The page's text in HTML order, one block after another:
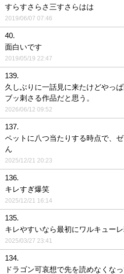
すらすさらさ三すさらはは
2019/06/07 07:46
40.
面白いです
2019/05/19 22:47
139.
久しぶりに一話見に来たけどやっ
ブッ刺さる作品だと思う。
2026/06/12 09:52
137.
ペットに八つ当たりする時点で、
ん
2025/12/21 20:23
136.
キレすぎ爆笑
2025/12/21 16:14
135.
キレやすいなら最初にワルキュー
2025/03/27 23:41
134.
ドラゴン可哀想で先を読めなくなっ